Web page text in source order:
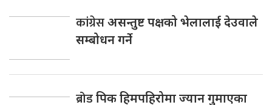
कांग्रेसअसन्तुष्ट पक्षको भेलालाई देउवाले
सम्बोधन गर्ने
ब्रोडपिक हिमपहिरोमा ज्यान गुमाएका